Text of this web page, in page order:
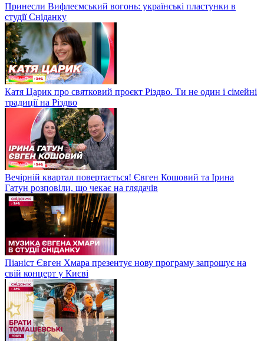
Принесли Вифлеємський вогонь: українські пластунки в
студії Сніданку
Катя Царик про святковий проєкт Різдво. Ти не один і сімейні
традиції на Різдво
Вечірній квартал повертається! Євген Кошовий та Ірина
Гатун розповіли, що чекає на глядачів
Піаніст Євген Хмара презентує нову програму запрошує на
свій концерт у Києві